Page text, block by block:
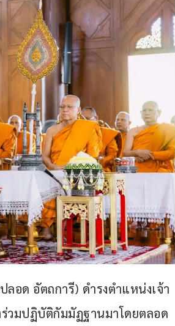
อด อัตถการี) ดำรงตำแหน่งเจ้า
วมปฏิบัติกัมมัฏฐานมาโดยตลอด